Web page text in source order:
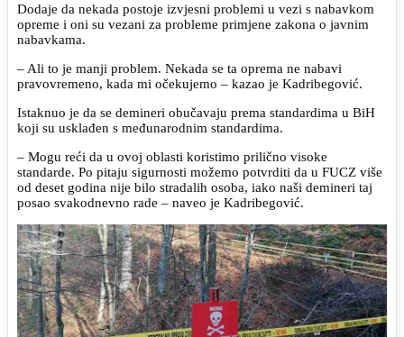
Dodaje da nekada postoje izvjesni problemi u vezi s nabavkom
opreme i oni su vezani za probleme primjene zakona o javnim
nabavkama.
– Ali to je manji problem. Nekada se ta oprema ne nabavi
pravovremeno, kada mi očekujemo – kazao je Kadribegović.
Istaknuo je da se demineri obučavaju prema standardima u BiH
koji su usklađen s međunarodnim standardima.
– Mogu reći da u ovoj oblasti koristimo prilično visoke
standarde. Po pitaju sigurnosti možemo potvrditi da u FUCZ više
od deset godina nije bilo stradalih osoba, iako naši demineri taj
posao svakodnevno rade – naveo je Kadribegović.